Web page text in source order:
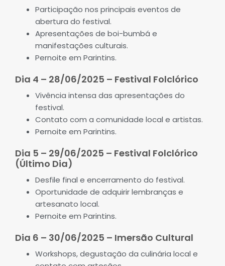
Participação nos principais eventos de
abertura do festival.
Apresentações de boi-bumbá e
manifestações culturais.
Pernoite em Parintins.
Dia 4 – 28/06/2025 – Festival Folclórico
Vivência intensa das apresentações do
festival.
Contato com a comunidade local e artistas.
Pernoite em Parintins.
Dia 5 – 29/06/2025 – Festival Folclórico
(Último Dia)
Desfile final e encerramento do festival.
Oportunidade de adquirir lembranças e
artesanato local.
Pernoite em Parintins.
Dia 6 – 30/06/2025 – Imersão Cultural
Workshops, degustação da culinária local e